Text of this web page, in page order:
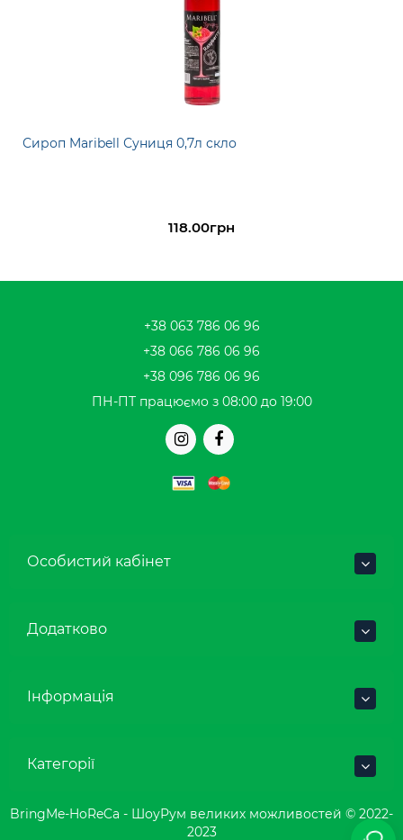
Сироп Maribell Суниця 0,7л скло
118.00грн
+38 063 786 06 96
+38 066 786 06 96
+38 096 786 06 96
ПН-ПТ працюємо з 08:00 до 19:00
Особистий кабінет
Додатково
Інформація
Категорії
BringMe-HoReCa - ШоуРум великих можливостей © 2022-
2023